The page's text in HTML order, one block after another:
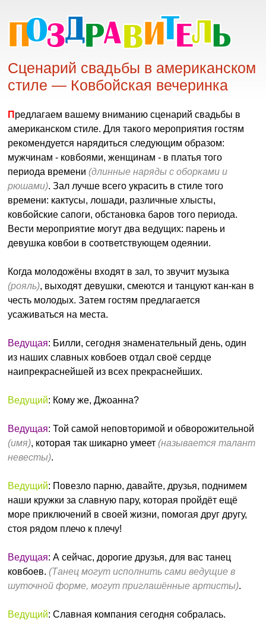
Сценарий свадьбы в американском
стиле — Ковбойская вечеринка
Предлагаем вашему вниманию сценарий свадьбы в
американском стиле. Для такого мероприятия гостям
рекомендуется нарядиться следующим образом:
мужчинам - ковбоями, женщинам - в платья того
периода времени(длинные наряды с оборками и
рюшами). Зал лучше всего украсить в стиле того
времени: кактусы, лошади, различные хлысты,
ковбойские сапоги, обстановка баров того периода.
Вести мероприятие могут два ведущих: парень и
девушка ковбои в соответствующем одеянии.
Когда молодожёны входят в зал, то звучит музыка
(рояль), выходят девушки, смеются и танцуют кан-кан в
честь молодых. Затем гостям предлагается
усаживаться на места.
Ведущая: Билли, сегодня знаменательный день, один
из наших славных ковбоев отдал своё сердце
наипрекраснейшей из всех прекраснейших.
Ведущий: Кому же, Джоанна?
Ведущая: Той самой неповторимой и обворожительной
(имя), которая так шикарно умеет(называется талант
невесты).
Ведущий: Повезло парню, давайте, друзья, поднимем
наши кружки за славную пару, которая пройдёт ещё
море приключений в своей жизни, помогая друг другу,
стоя рядом плечо к плечу!
Ведущая: А сейчас, дорогие друзья, для вас танец
ковбоев.(Танец могут исполнить сами ведущие в
шуточной форме, могут приглашённые артисты).
Ведущий: Славная компания сегодня собралась.